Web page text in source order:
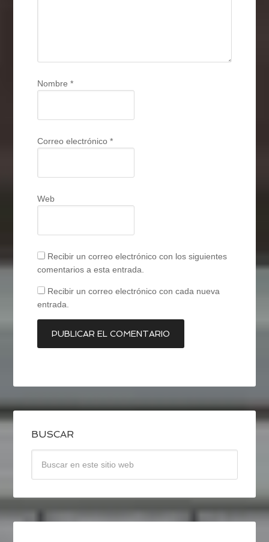
Nombre*
Correo electrónico*
Web
Recibir un correo electrónico con los siguientes
comentarios a esta entrada.
Recibir un correo electrónico con cada nueva
entrada.
BUSCAR